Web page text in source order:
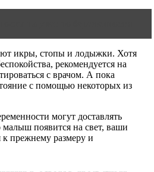
икры, стопы и лодыжки. Хотя
рекомендуется на
с врачом. А пока
с помощью некоторых из
могут доставлять
малыш появится на свет, ваши
к прежнему размеру и